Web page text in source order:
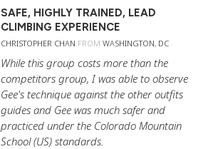
SAFE, HIGHLY TRAINED, LEAD
CLIMBING EXPERIENCE
CHRISTOPHER CHAN FROM WASHINGTON, DC
While this group costs more than the
competitors group, I was able to observe
Gee's technique against the other outfits
guides and Gee was much safer and
practiced under the Colorado Mountain
School (US) standards.